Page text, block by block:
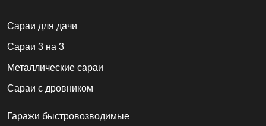
Cараи для дачи
Сараи 3 на 3
Металлические сараи
Сараи с дровником
Гаражи быстровозводимые